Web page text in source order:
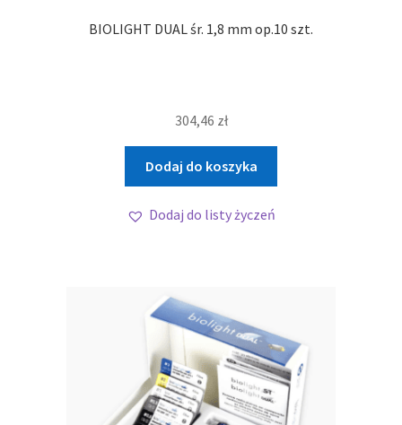
BIOLIGHT DUAL śr. 1,8 mm op.10 szt.
304,46 zł
Dodaj do koszyka
Dodaj do listy życzeń